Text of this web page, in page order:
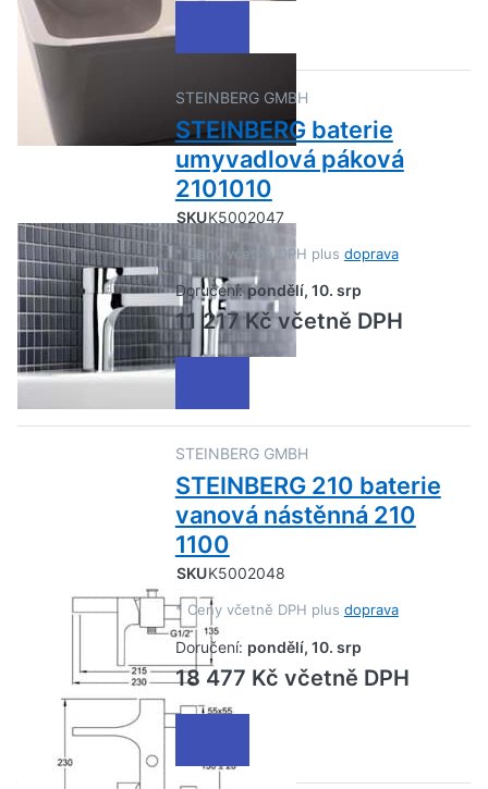
STEINBERG GMBH
STEINBERG baterie
umyvadlová páková
2101010
SKUK5002047
* Ceny včetně DPH plus doprava
Doručení: pondělí, 10. srp
11 217 Kč včetně DPH
STEINBERG GMBH
STEINBERG 210 baterie
vanová nástěnná 210
1100
SKUK5002048
* Ceny včetně DPH plus doprava
Doručení: pondělí, 10. srp
18 477 Kč včetně DPH